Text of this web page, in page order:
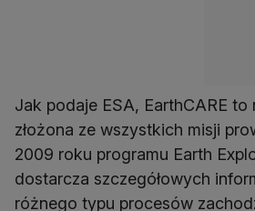
Jak podaje ESA, EarthCARE to
złożona ze wszystkich misji
2009 roku programu Earth
dostarcza szczegółowych
różnego typu procesów